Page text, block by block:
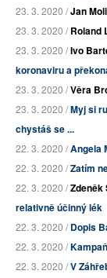
23. 3. 2020 /Jan
23. 3. 2020 /Roland
23. 3. 2020 /Ivo
koronaviru a
23. 3. 2020 /Věra
23. 3. 2020 /Myj si
chystáš se ...
22. 3. 2020 /Angela
22. 3. 2020 /Zatím
22. 3. 2020 /Zdeněk
relativně účinný lék
22. 3. 2020 /Dopis
22. 3. 2020 /
22. 3. 2020 /V